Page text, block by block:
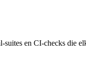
en CI-checks die